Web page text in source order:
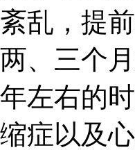
紊乱，提
两、三个
年左右的
缩症以及